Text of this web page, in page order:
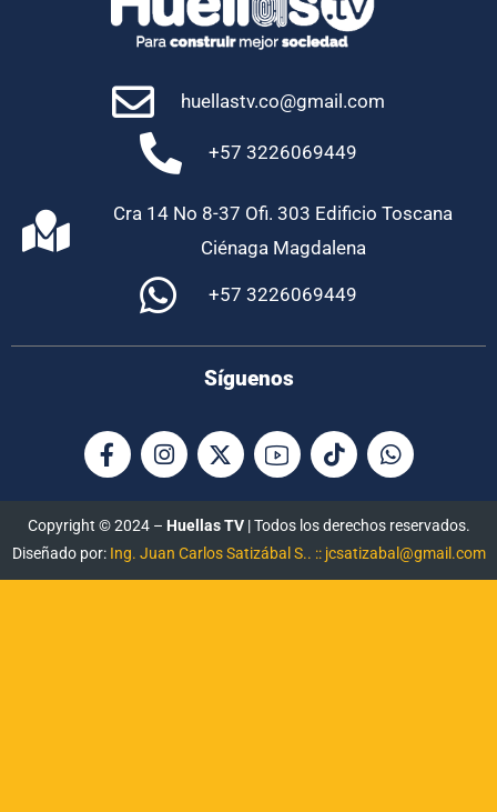
huellastv.co@gmail.com
+57 3226069449
Cra 14 No 8-37 Ofi. 303 Edificio Toscana
Ciénaga Magdalena
+57 3226069449
Síguenos
Copyright © 2024 – Huellas TV| Todos los derechos reservados.
Diseñado por: Ing. Juan Carlos Satizábal S.. :: jcsatizabal@gmail.com